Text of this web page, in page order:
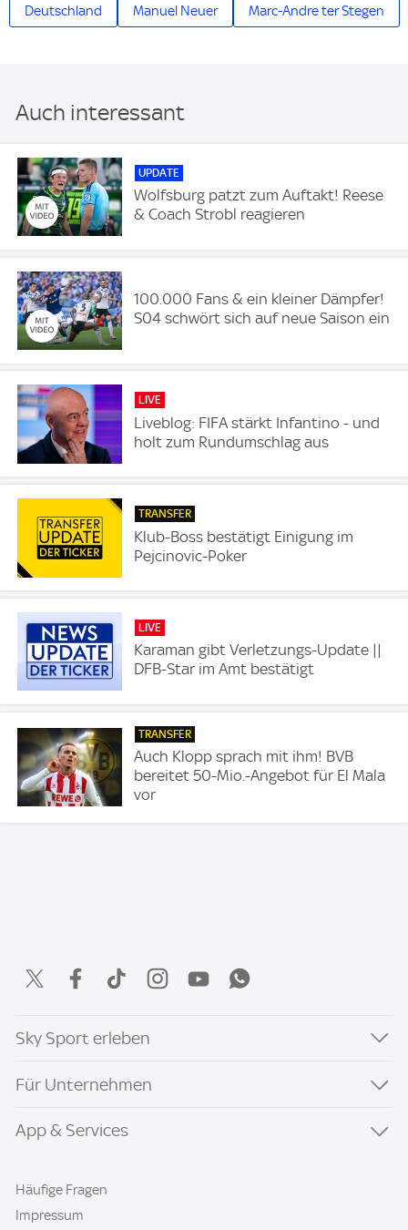
Deutschland Manuel Neuer Marc-Andre ter Stegen
Auch interessant
UPDATE
Wolfsburg patzt zum Auftakt! Reese
& Coach Strobl reagieren
100.000 Fans & ein kleiner Dämpfer!
S04 schwört sich auf neue Saison ein
LIVE
Liveblog: FIFA stärkt Infantino - und
holt zum Rundumschlag aus
TRANSFER
Klub-Boss bestätigt Einigung im
Pejcinovic-Poker
LIVE
Karaman gibt Verletzungs-Update ||
DFB-Star im Amt bestätigt
TRANSFER
Auch Klopp sprach mit ihm! BVB
bereitet 50-Mio.-Angebot für El Mala
vor
Sky Sport erleben
Für Unternehmen
App & Services
Häufige Fragen
Impressum